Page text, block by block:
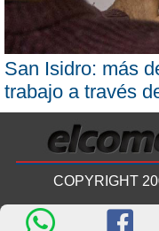
San Isidro: más
trabajo a través
COPYRIGHT